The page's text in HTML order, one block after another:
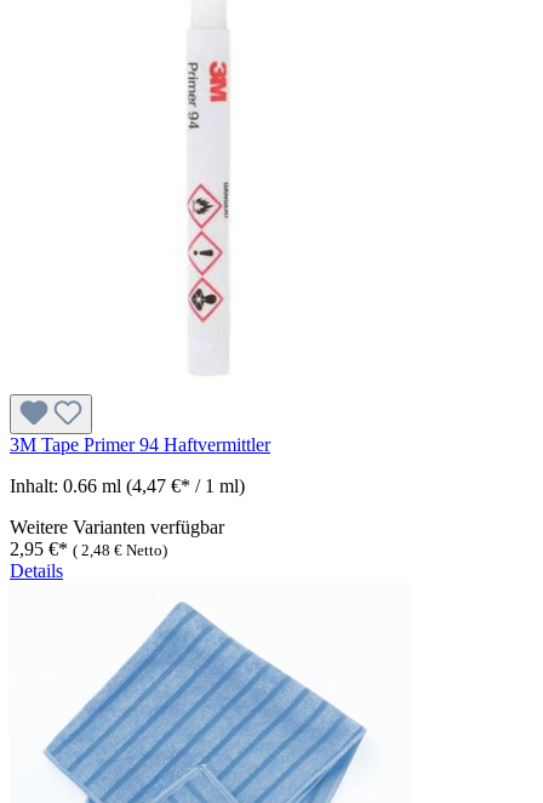
3M Tape Primer 94 Haftvermittler
Inhalt: 0.66 ml (4,47 €* / 1 ml)
Weitere Varianten verfügbar
2,95 €* ( 2,48 € Netto)
Details